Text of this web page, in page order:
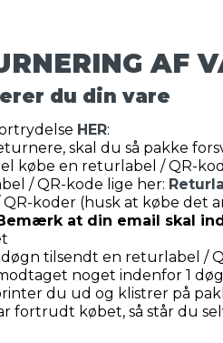
AF
du din vare
HER:
skal du så pakke
købe en returlabel / QR-
/ QR-kode lige her:
QR-koder (husk at købe det
at din email skal
tilsendt en returlabel /
noget indenfor 1
du ud og klistrer på
fortrudt købet, så står du